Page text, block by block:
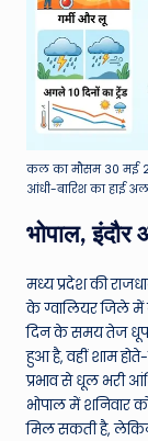
कल का मौसम 30 मई
आंधी-बारिश का हाई
भोपाल, इंदौर
मध्य प्रदेश की
के ग्वालियर जिले में
दिन के समय तेज धूप
हुआ है, वहीं शाम
प्रभाव से धूल भरी
भोपाल में शनिवार
मिल सकती है,